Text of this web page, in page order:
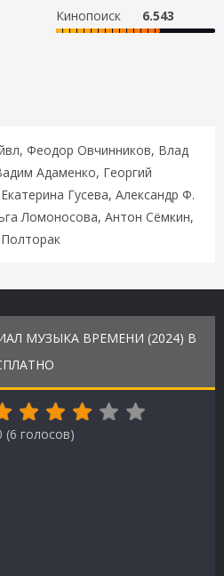
Кинопоиск 6.543
Феодор Овчинников, Влад
Адаменко, Георгий
Гусева, Александр Ф.
Ломоносова, Антон Сёмкин,
МУЗЫКА ВРЕМЕНИ (2024) В
(6 голосов)